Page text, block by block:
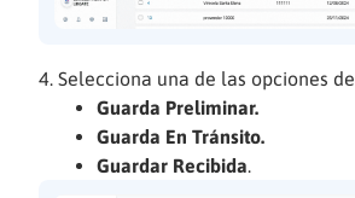
Selecciona una de las opciones de
Guarda Preliminar.
Guarda En Tránsito.
Guardar Recibida.